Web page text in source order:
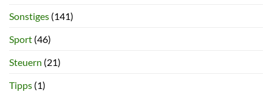
Sonstiges (141)
Sport (46)
Steuern (21)
Tipps (1)